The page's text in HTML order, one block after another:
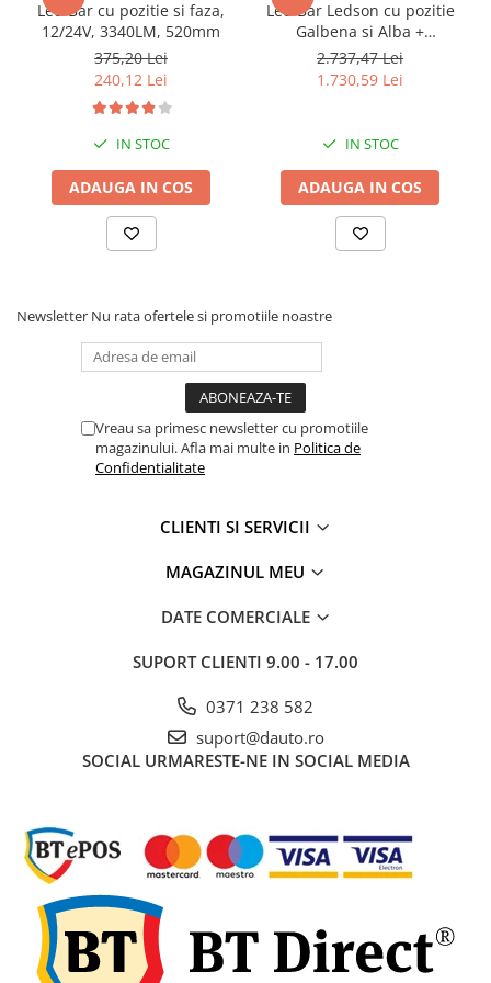
Rampe luminoase girofar
Rezistoare CANBUS LED
Veste Reflectorizante de Avertizare
Elemente Caroserie
Capace inox si jante
Deflectoare geam
Oglinzi auto
Parasolare Camion – Cabina si
Protectii si pasaje roti
Reclame Luminoase
Borne si Conectori Baterie Auto
Cabluri Auto Spiralate
Conectori Cabluri si Izolatie Auto
Instalatii Electrice pentru Remorci
Instalatii Electrice Proiectoare
Prize bricheta & USB
Prize, stechere si mufe auto
Conectori instalatii electrice auto,
camion si remorca
Mufe si conectori auto etansi
Prize si conectori alimentare 2/3
Led Bar cu pozitie si faza,
12/24V, 3340LM, 520mm
375,20 Lei
240,12 Lei
IN STOC
ADAUGA IN COS
Led Bar Ledson cu pozitie
Galbena si Alba +
stroboscop Phoenix+ 40"
102cm
2.737,47 Lei
1.730,59 Lei
IN STOC
ADAUGA IN COS
Newsletter Nu rata ofertele si promotiile noastre
Vreau sa primesc newsletter cu promotiile
magazinului. Afla mai multe in Politica de
Confidentialitate
CLIENTI SI SERVICII
MAGAZINUL MEU
DATE COMERCIALE
SUPORT CLIENTI 9.00 - 17.00
0371 238 582
suport@dauto.ro
SOCIAL URMARESTE-NE IN SOCIAL MEDIA